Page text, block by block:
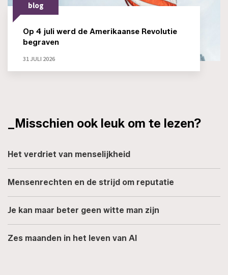
blog
Op 4 juli werd de Amerikaanse Revolutie
begraven
31 JULI 2026
_Misschien ook leuk om te lezen?
Het verdriet van menselijkheid
Mensenrechten en de strijd om reputatie
Je kan maar beter geen witte man zijn
Zes maanden in het leven van AI